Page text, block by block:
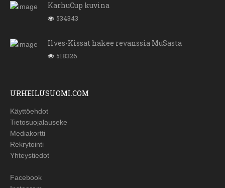
KarhuCup kuvina
534343
Ilves-Kissat hakee revanssia MuSasta
518326
URHEILUSUOMI.COM
Käyttöehdot
Tietosuojalauseke
Mediakortti
Rekrytointi
Yhteystiedot
Facebook